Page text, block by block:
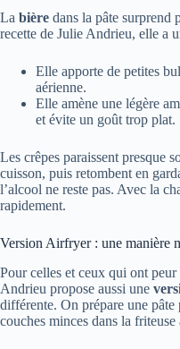
La bière dans la pâte surprend
recette de Julie Andrieu, elle a
Elle apporte de petites
aérienne.
Elle amène une légère
et évite un goût trop plat.
Les crêpes paraissent presque
cuisson, puis retombent en
l’alcool ne reste pas. Avec la
rapidement.
Version Airfryer : une manière
Pour celles et ceux qui ont
Andrieu propose aussi une
différente. On prépare une pâte
couches minces dans la friteuse